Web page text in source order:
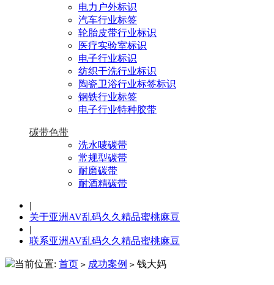
电力户外标识
汽车行业标签
轮胎皮带行业标识
医疗实验室标识
电子行业标识
纺织干洗行业标识
陶瓷卫浴行业标签标识
钢铁行业标签
电子行业特种胶带
碳带色带
洗水唛碳带
常规型碳带
耐磨碳带
耐酒精碳带
|
关于亚洲AV乱码久久精品蜜桃麻豆
|
联系亚洲AV乱码久久精品蜜桃麻豆
当前位置: 首页 > 成功案例 > 钱大妈